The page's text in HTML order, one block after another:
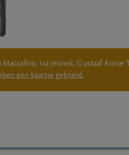
Isa Jelinek, Gustaaf Annie
een kaarsje gebrand.